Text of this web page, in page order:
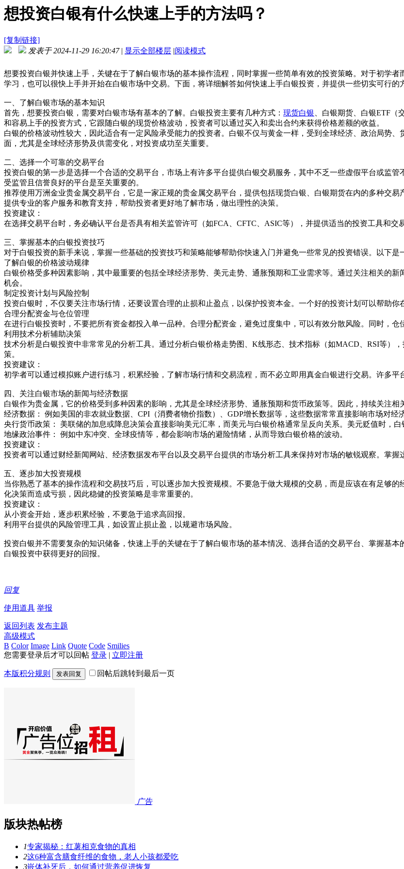
想投资白银有什么快速上手的方法吗？
[复制链接]
发表于 2024-11-29 16:20:47 | 显示全部楼层 |阅读模式
想要投资白银并快速上手，关键在于了解白银市场的基本操作流程，同时掌握一些简单有效的投资策略。对于初学
学习，也可以很快上手并开始在白银市场中交易。下面，将详细解答如何快速上手白银投资，并提供一些切实可行的
一、了解白银市场的基本知识
首先，想要投资白银，需要对白银市场有基本的了解。白银投资主要有几种方式： 现货白银
、白银期货、白银ETF
和容易上手的投资方式，它跟随白银的现货价格波动，投资者可以通过买入和卖出合约来获得价格差额的收益。
白银的价格波动性较大，因此适合有一定风险承受能力的投资者。白银不仅与黄金一样，受到全球经济、政治局势
面，尤其是全球经济形势及供需变化，对投资成功至关重要。
二、选择一个可靠的交易平台
投资白银的第一步是选择一个合适的交易平台，市场上有许多平台提供白银交易服务，其中不乏一些虚假平台或监
受监管且信誉良好的平台是至关重要的。
推荐使用万洲金业贵金属交易平台，它是一家正规的贵金属交易平台，提供包括现货白银、白银期货在内的多种交
提供专业的客户服务和教育支持，帮助投资者更好地了解市场，做出理性的决策。
投资建议：
在选择交易平台时，务必确认平台是否具有相关监管许可（如FCA、CFTC、ASIC等），并提供适当的投资工具和交
三、掌握基本的白银投资技巧
对于白银投资的新手来说，掌握一些基础的投资技巧和策略能够帮助你快速入门并避免一些常见的投资错误。以下是
了解白银的价格波动规律
白银价格受多种因素影响，其中最重要的包括全球经济形势、美元走势、通胀预期和工业需求等。通过关注相关的
机会。
制定投资计划与风险控制
投资白银时，不仅要关注市场行情，还要设置合理的止损和止盈点，以保护投资本金。一个好的投资计划可以帮助你
合理分配资金与仓位管理
在进行白银投资时，不要把所有资金都投入单一品种。合理分配资金，避免过度集中，可以有效分散风险。同时，
利用技术分析辅助决策
技术分析是白银投资中非常常见的分析工具。通过分析白银价格走势图、K线形态、技术指标（如MACD、RSI等）
策。
投资建议：
初学者可以通过模拟账户进行练习，积累经验，了解市场行情和交易流程，而不必立即用真金白银进行交易。许多平
四、关注白银市场的新闻与经济数据
白银作为贵金属，它的价格受到多种因素的影响，尤其是全球经济形势、通胀预期和货币政策等。因此，持续关注相
经济数据： 例如美国的非农就业数据、CPI（消费者物价指数）、GDP增长数据等，这些数据常常直接影响市场对经
央行货币政策： 美联储的加息或降息决策会直接影响美元汇率，而美元与白银价格通常呈反向关系。美元贬值时，白
地缘政治事件： 例如中东冲突、全球疫情等，都会影响市场的避险情绪，从而导致白银价格的波动。
投资建议：
投资者可以通过财经新闻网站、经济数据发布平台以及交易平台提供的市场分析工具来保持对市场的敏锐观察。掌握
五、逐步加大投资规模
当你熟悉了基本的操作流程和交易技巧后，可以逐步加大投资规模。不要急于做大规模的交易，而是应该在有足够
化决策而造成亏损，因此稳健的投资策略是非常重要的。
投资建议：
从小资金开始，逐步积累经验，不要急于追求高回报。
利用平台提供的风险管理工具，如设置止损止盈，以规避市场风险。
投资白银并不需要复杂的知识储备，快速上手的关键在于了解白银市场的基本情况、选择合适的交易平台、掌握基
白银投资中获得更好的回报。
回复
使用道具 举报
返回列表 发布主题
高级模式
B Color Image Link Quote Code Smilies
您需要登录后才可以回帖 登录 | 立即注册
本版积分规则 发表回复 回帖后跳转到最后一页
广告
版块热帖榜
1专家揭秘：红薯相克食物的真相
2这6种富含膳食纤维的食物，老人小孩都爱吃
3嵌体补牙后，如何通过营养促进恢复